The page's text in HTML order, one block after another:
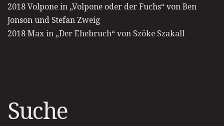
2018 Volpone in „Volpone oder der Fuchs“ von Ben
Jonson und Stefan Zweig
2018 Max in „Der Ehebruch“ von Szöke Szakall
Suche